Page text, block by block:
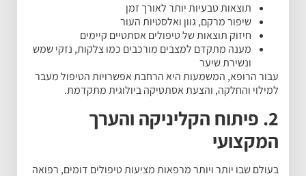
תוצאות טבעיות יותר לאורך זמן
שיפור מרקם, גוון ואלסטיות העור
חיזוק תוצאות של טיפולים אסתטיים קיימים
מענה מתקדם למצבים מורכבים כמו צלקות, נזקי שמש
ונשירת שיער
עבור הרופא, המשמעות היא הרחבת אפשרויות הטיפול מעבר
למילוי והחלקה, והצעת אסתטיקה ביולוגית מתקדמת.
2. פיתוח הקליניקה והערך
המקצועי
בעולם שבו יותר ויותר מרפאות מציעות טיפולים דומים, רפואה